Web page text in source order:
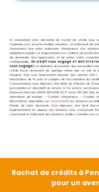
En soumettant votre demande de rachat de crédit, vous
J’optimise.com pour les finalités suivantes : le traitement de
d’assurance par notre partenaire d’assurance. Vos
obligations légales et réglementaires en matière de
de demander leur suppression, et de retirer votre
confidentialité. Un crédit vous engage et doit être
vous engager. La diminution du montant des mensualités
crédit. Aucun versement de quelque nature que ce soit, ne
d’argent. Pour tout financement relevant des articles
rétractation de 14 jours à compter de l’acceptation du
Consommation, vous disposez d’un délai de réflexion de
personnelles et descriptif du service ⇲ Ce service est
Raymond Poincaré 62400 BÉTHUNE, RCS Arras 891 861 692,
opérations de banque – Courtier d’assurance – Courtier
(Informations disponibles sur www.orias.fr) Les données
l’étude de votre demande. Vous disposez d’un droit
réglementation en vigueur, aux données vous concernant.
concernant le traitement des données, veuillez consulter nos
Rachat de crédits à
pour un